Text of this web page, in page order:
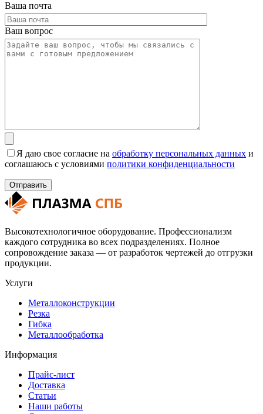
Ваша почта
Ваш вопрос
Я даю свое согласие на обработку персональных данных и
соглашаюсь с условиями политики конфиденциальности
Высокотехнологичное оборудование. Профессионализм
каждого сотрудника во всех подразделениях. Полное
сопровождение заказа — от разработок чертежей до отгрузки
продукции.
Услуги
Металлоконструкции
Резка
Гибка
Металлообработка
Информация
Прайс-лист
Доставка
Статьи
Наши работы